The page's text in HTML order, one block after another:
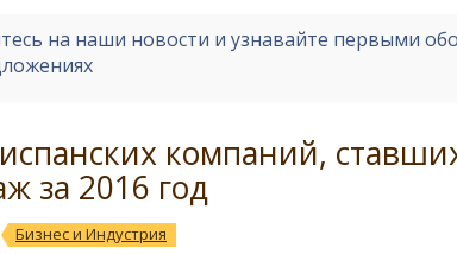
на наши новости и узнавайте первыми
компаний,
за 2016 год
Бизнес и Индустрия